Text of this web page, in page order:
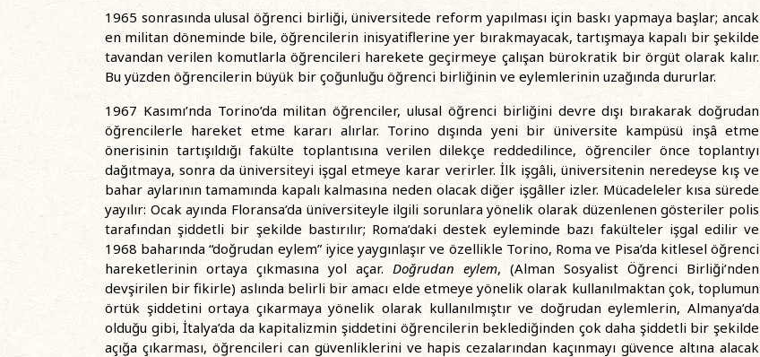
1965 sonrasında ulusal öğrenci birliği, üniversitede reform yapılması için baskı yapmaya başlar; ancak
en militan döneminde bile, öğrencilerin inisyatiflerine yer bırakmayacak, tartışmaya kapalı bir şekilde
tavandan verilen komutlarla öğrencileri harekete geçirmeye çalışan bürokratik bir örgüt olarak kalır.
Bu yüzden öğrencilerin büyük bir çoğunluğu öğrenci birliğinin ve eylemlerinin uzağında dururlar.
1967 Kasımı’nda Torino’da militan öğrenciler, ulusal öğrenci birliğini devre dışı bırakarak doğrudan
öğrencilerle hareket etme kararı alırlar. Torino dışında yeni bir üniversite kampüsü inşâ etme
önerisinin tartışıldığı fakülte toplantısına verilen dilekçe reddedilince, öğrenciler önce toplantıyı
dağıtmaya, sonra da üniversiteyi işgal etmeye karar verirler. İlk işgâli, üniversitenin neredeyse kış ve
bahar aylarının tamamında kapalı kalmasına neden olacak diğer işgâller izler. Mücadeleler kısa sürede
yayılır: Ocak ayında Floransa’da üniversiteyle ilgili sorunlara yönelik olarak düzenlenen gösteriler polis
tarafından şiddetli bir şekilde bastırılır; Roma’daki destek eyleminde bazı fakülteler işgal edilir ve
1968 baharında “doğrudan eylem” iyice yaygınlaşır ve özellikle Torino, Roma ve Pisa’da kitlesel öğrenci
hareketlerinin ortaya çıkmasına yol açar. Doğrudan eylem, (Alman Sosyalist Öğrenci Birliği’nden
devşirilen bir fikirle) aslında belirli bir amacı elde etmeye yönelik olarak kullanılmaktan çok, toplumun
örtük şiddetini ortaya çıkarmaya yönelik olarak kullanılmıştır ve doğrudan eylemlerin, Almanya’da
olduğu gibi, İtalya’da da kapitalizmin şiddetini öğrencilerin beklediğinden çok daha şiddetli bir şekilde
açığa çıkarması, öğrencileri can güvenliklerini ve hapis cezalarından kaçınmayı güvence altına alacak